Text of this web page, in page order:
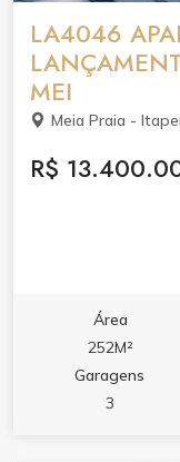
LA4046
MEI
Meia Praia -
R$
Área
252M²
Garagens
3